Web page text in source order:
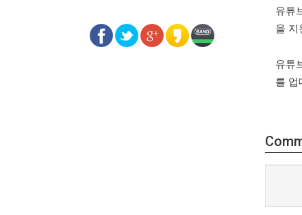
유튜
을 지
유튜
를 업